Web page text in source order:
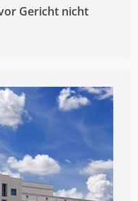
Gericht nicht